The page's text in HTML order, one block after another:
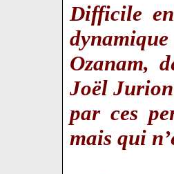
Difficile
Ozanam,
Joël Jurion
par ces
mais qui